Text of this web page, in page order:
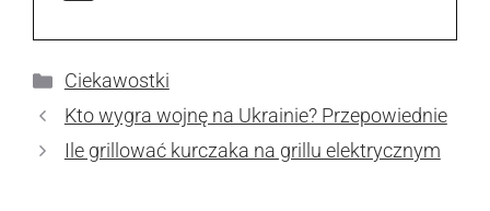
Kategorie
Ciekawostki
Kto wygra wojnę na Ukrainie? Przepowiednie
Ile grillować kurczaka na grillu elektrycznym